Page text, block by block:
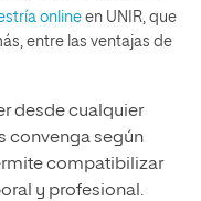
online en UNIR, que
entre las ventajas de
desde cualquier
convenga según
compatibilizar
y profesional.